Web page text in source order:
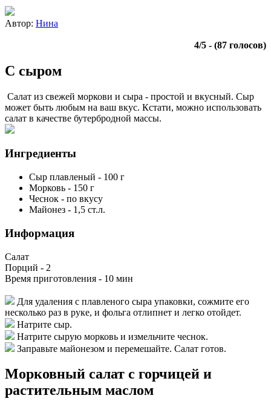
Автор: Нина
4/5 - (87 голосов)
С сыром
Салат из свежей моркови и сыра - простой и вкусный. Сыр
может быть любым на ваш вкус. Кстати, можно использовать
салат в качестве бутербродной массы.
Ингредиенты
Сыр плавленый - 100 г
Морковь - 150 г
Чеснок - по вкусу
Майонез - 1,5 ст.л.
Информация
Салат
Порций - 2
Время приготовления - 10 мин
Для удаления с плавленого сыра упаковки, сожмите его
несколько раз в руке, и фольга отлипнет и легко отойдет.
Натрите сыр.
Натрите сырую морковь и измельчите чеснок.
Заправьте майонезом и перемешайте. Салат готов.
Морковный салат с горчицей и
растительным маслом